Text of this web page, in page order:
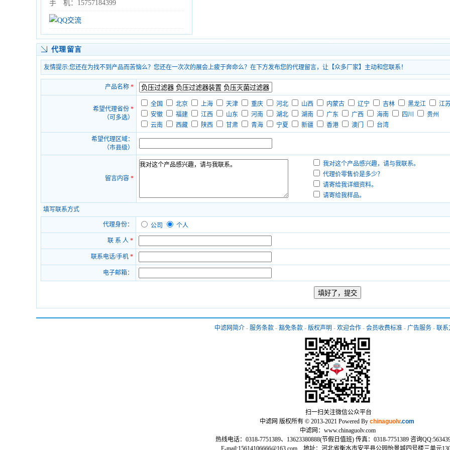
手 机：15757184399
代理留言
友情提示:您还在为找不到产品而苦恼么？您还在一次次的展会上疲于奔命么？在下方发布您的代理留言，让【众多厂家】主动和您联系！
产品名称 *
希望代理省份 *
（可多选）
全国 北京 上海 天津 重庆 河北 山西 内蒙古 辽宁 吉林 黑龙江
江
安徽
福建 江西 山东 河南 湖北 湖南 广东 广西 海南 四川
贵州
云南
西藏 陕西 甘肃 青海 宁夏 新疆 香港 澳门
台湾
希望代理区域：
（市县级）
留言内容 *
我对这个产品感兴趣，请与我联系。
代理价零售价是多少？
请寄给我详细资料。
请寄给我样品。
填写联系方式
代理身份： 公司 个人
联 系 人 *
联系电话/手机 *
电子邮箱：
中滤网简介 - 服务条款 - 豁免条款 - 版权声明 - 欢迎合作 - 会员收费标准 - 广告服务 - 联系
扫一扫关注微信公众平台
中滤网 版权所有 © 2013-2021 Powered By chinaguolv.com
中滤网：www.chinaguolv.com
热线电话：0318-7751389、13623380888(节假日值班) 传真：0318-7751389 咨询
E-mail:15614106666@163.com 地址：河北省衡水市安平县公园怡景城四号楼三单元